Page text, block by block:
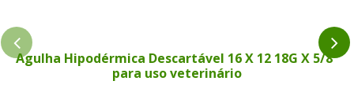
Agulha Hipodérmica Descartável 16 X 12 18G X 5/8"
para uso veterinário